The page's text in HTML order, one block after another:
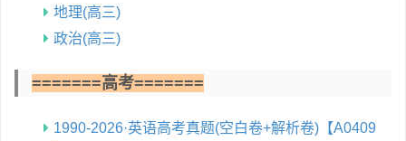
地理(高三)
政治(高三)
=======高考=======
1990-2026·英语高考真题(空白卷+解析卷)【A0409